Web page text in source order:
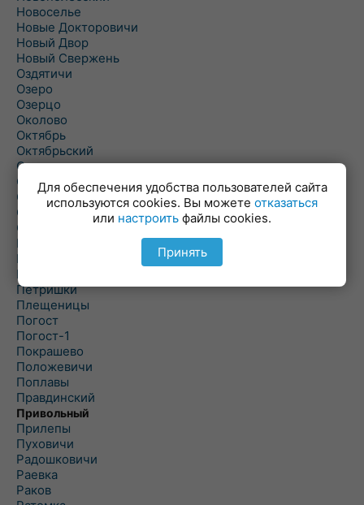
Новоселье
Новые Докторовичи
Новый Двор
Новый Свержень
Оздятичи
Озеро
Озерцо
Околово
Октябрь
Октябрьский
Олехновичи
Омговичи
Оношки
Осовец
Острошицкий Городок
Пасека
Пастовичи
Першаи
Петришки
Плещеницы
Погост
Погост-1
Покрашево
Положевичи
Поплавы
Правдинский
Привольный
Прилепы
Пуховичи
Радошковичи
Раевка
Раков
Для обеспечения удобства пользователей сайта
используются cookies. Вы можете отказаться
или настроить файлы cookies.
Принять